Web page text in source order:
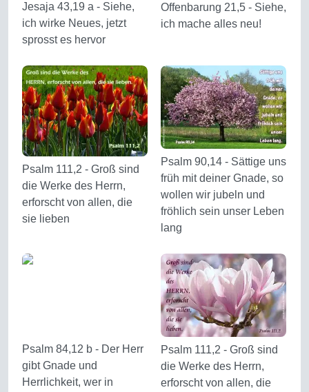
Jesaja 43,19 a - Siehe,
ich wirke Neues, jetzt
sprosst es hervor
Offenbarung 21,5 - Siehe,
ich mache alles neu!
Psalm 111,2 - Groß sind
die Werke des Herrn,
erforscht von allen, die
sie lieben
Psalm 90,14 - Sättige uns
früh mit deiner Gnade, so
wollen wir jubeln und
fröhlich sein unser Leben
lang
Psalm 84,12 b - Der Herr
gibt Gnade und
Herrlichkeit, wer in
Psalm 111,2 - Groß sind
die Werke des Herrn,
erforscht von allen, die